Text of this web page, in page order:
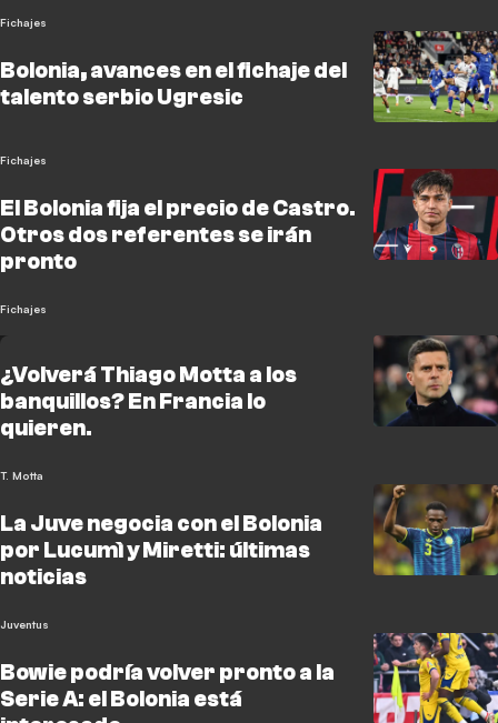
Fichajes
Bolonia, avances en el fichaje del
talento serbio Ugresic
Fichajes
El Bolonia fija el precio de Castro.
Otros dos referentes se irán
pronto
Fichajes
¿Volverá Thiago Motta a los
banquillos? En Francia lo
quieren.
T. Motta
La Juve negocia con el Bolonia
por Lucumì y Miretti: últimas
noticias
Juventus
Bowie podría volver pronto a la
Serie A: el Bolonia está